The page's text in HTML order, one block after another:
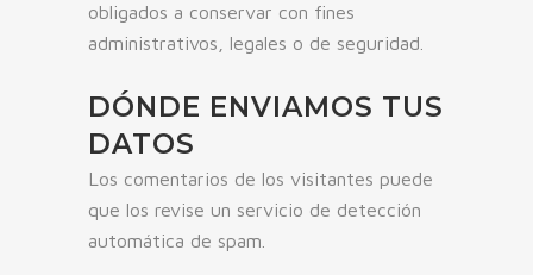
obligados a conservar con fines
administrativos, legales o de seguridad.
DÓNDE ENVIAMOS TUS
DATOS
Los comentarios de los visitantes puede
que los revise un servicio de detección
automática de spam.